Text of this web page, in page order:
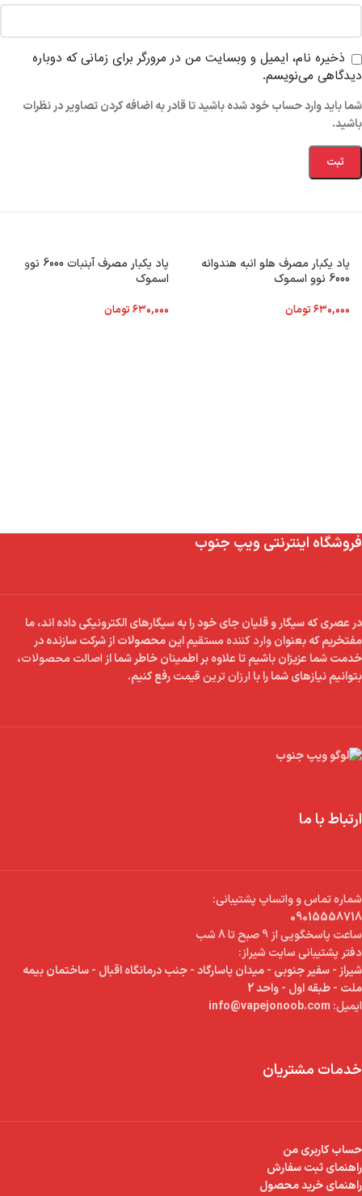
ذخیره نام، ایمیل و وبسایت من در مرورگر برای زمانی که دوباره
دیدگاهی می‌نویسم.
شما باید وارد حساب خود شده باشید تا قادر به اضافه کردن تصاویر در نظرات
باشید.
پاد یکبار مصرف هلو انبه هندوانه
6000 نوو اسموک
۶۳۰,۰۰۰ تومان
پاد یکبار مصرف آبنبات 6000 نوو
اسموک
۶۳۰,۰۰۰ تومان
فروشگاه اینترنتی ویپ جنوب
در عصری که سیگار و قلیان جای خود را به سیگارهای الکترونیکی داده اند، ما
مفتخریم که بعنوانوارد کننده مستقیماین محصولات از شرکت سازنده در
خدمت شما عزیزان باشیم تا علاوه بر اطمینان خاطر شما از اصالت محصولات،
بتوانیم نیازهای شما را باارزان ترین قیمترفع کنیم.
ارتباط با ما
شماره تماس و واتساپ پشتیبانی:
09015558718
ساعت پاسخگویی از 9 صبح تا 8 شب
دفتر پشتیبانی سایت شیراز:
شیراز - سفیر جنوبی - میدان پاسارگاد - جنب درمانگاه اقبال - ساختمان بیمه
ملت - طبقه اول - واحد 2
ایمیل:
خدمات مشتریان
حساب کاربری من
راهنمای ثبت سفارش
راهنمای خرید محصول